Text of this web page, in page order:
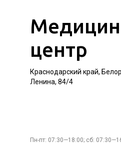
центр
Краснодарский край,
Ленина, 84/4
Пн-пт: 07:30—18:00; сб: